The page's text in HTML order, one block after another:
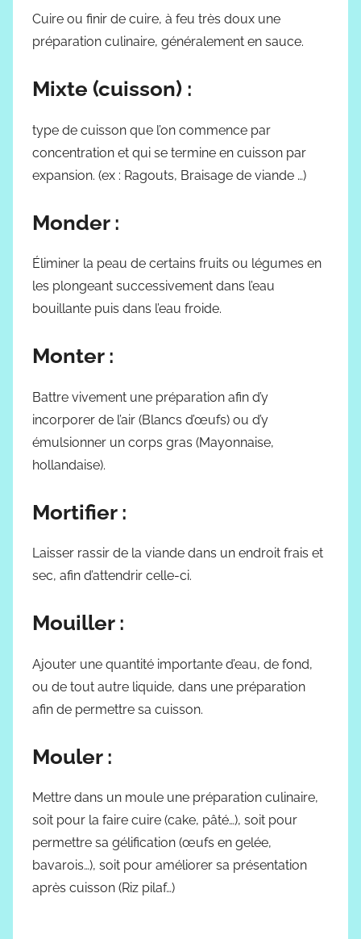
Cuire ou finir de cuire, à feu très doux une
préparation culinaire, généralement en sauce.
Mixte (cuisson) :
type de cuisson que l’on commence par
concentration et qui se termine en cuisson par
expansion. (ex : Ragouts, Braisage de viande …)
Monder :
Éliminer la peau de certains fruits ou légumes en
les plongeant successivement dans l’eau
bouillante puis dans l’eau froide.
Monter :
Battre vivement une préparation afin d’y
incorporer de l’air (Blancs d’œufs) ou d’y
émulsionner un corps gras (Mayonnaise,
hollandaise).
Mortifier :
Laisser rassir de la viande dans un endroit frais et
sec, afin d’attendrir celle-ci.
Mouiller :
Ajouter une quantité importante d’eau, de fond,
ou de tout autre liquide, dans une préparation
afin de permettre sa cuisson.
Mouler :
Mettre dans un moule une préparation culinaire,
soit pour la faire cuire (cake, pâté…), soit pour
permettre sa gélification (œufs en gelée,
bavarois…), soit pour améliorer sa présentation
après cuisson (Riz pilaf…)